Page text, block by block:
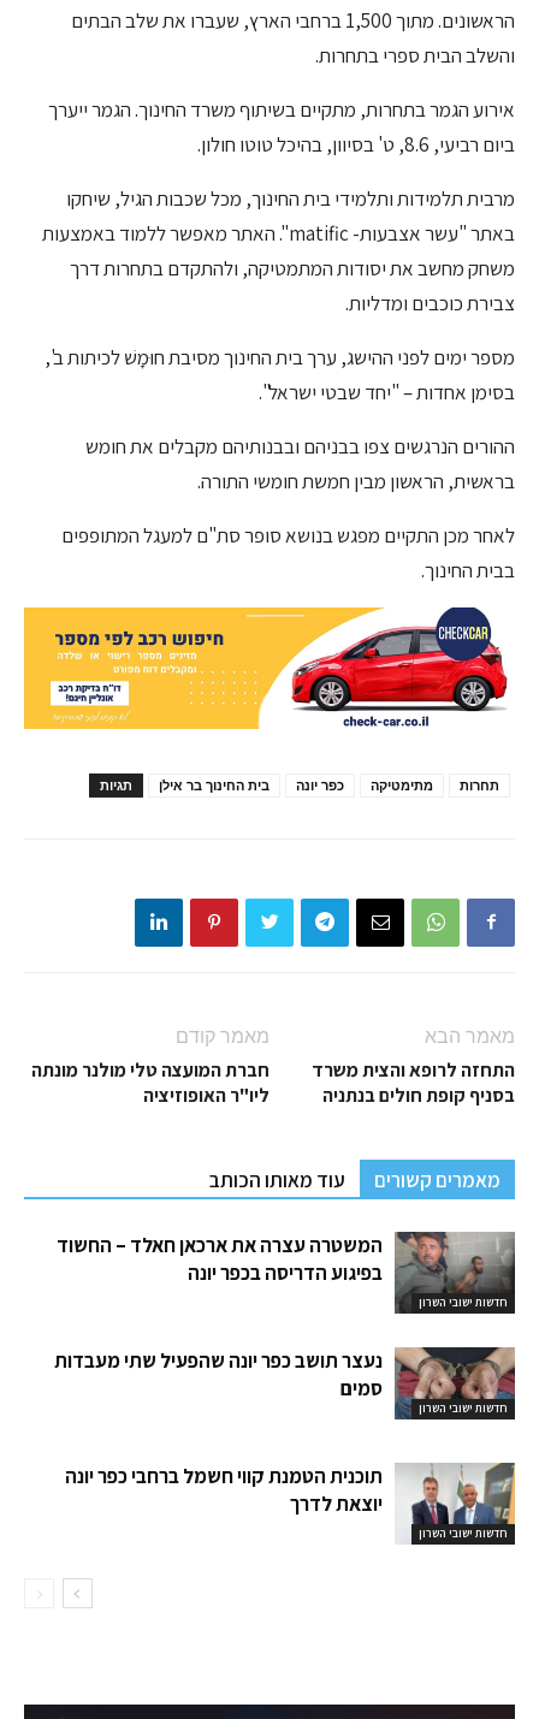
הראשונים. מתוך 1,500 ברחבי הארץ, שעברו את שלב הבתים
והשלב הבית ספרי בתחרות.
אירוע הגמר בתחרות, מתקיים בשיתוף משרד החינוך. הגמר ייערך
ביום רביעי, 8.6, ט' בסיוון, בהיכל טוטו חולון.
מרבית תלמידות ותלמידי בית החינוך, מכל שכבות הגיל, שיחקו
באתר "עשר אצבעות- matific". האתר מאפשר ללמוד באמצעות
משחק מחשב את יסודות המתמטיקה, ולהתקדם בתחרות דרך
צבירת כוכבים ומדליות.
מספר ימים לפני ההישג, ערך בית החינוך מסיבת חוּמָשׁ לכיתות ב',
בסימן אחדות – "יחד שבטי ישראל".
ההורים הנרגשים צפו בבניהם ובבנותיהם מקבלים את חומש
בראשית, הראשון מבין חמשת חומשי התורה.
לאחר מכן התקיים מפגש בנושא סופר סת"ם למעגל המתופפים
בבית החינוך.
תגיות בית החינוך בר אילן כפר יונה מתימטיקה תחרות
מאמר קודם
חברת המועצה טלי מולנר מונתה
ליו"ר האופוזיציה
מאמר הבא
התחזה לרופא והצית משרד
בסניף קופת חולים בנתניה
מאמרים קשורים עוד מאותו הכותב
חדשות ישובי השרון
המשטרה עצרה את ארכאן חאלד – החשוד
בפיגוע הדריסה בכפר יונה
חדשות ישובי השרון
נעצר תושב כפר יונה שהפעיל שתי מעבדות
סמים
חדשות ישובי השרון
תוכנית הטמנת קווי חשמל ברחבי כפר יונה
יוצאת לדרך